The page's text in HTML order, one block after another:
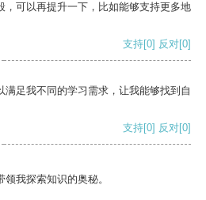
，可以再提升一下，比如能够支持更多地
支持[0] 反对[0]
满足我不同的学习需求，让我能够找到自
支持[0] 反对[0]
我探索知识的奥秘。